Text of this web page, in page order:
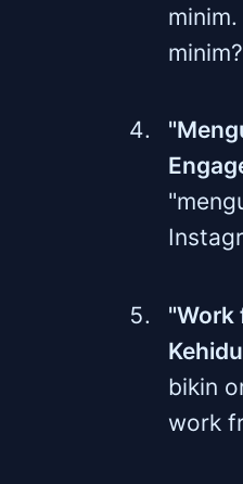
minim?
"Work
bikin
work